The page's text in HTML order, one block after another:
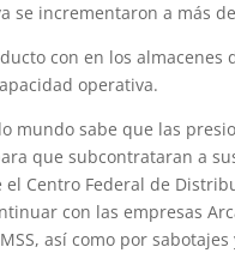
se incrementaron a más
con en los
operativa.
mundo sabe que las
que subcontrataran a
Centro Federal de
con las empresas
así como por